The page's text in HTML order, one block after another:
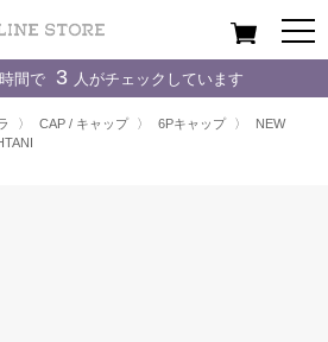
Men
〉 CAP / キャップ 〉
NEW ERA 5950 LOSDOD
〉 CAP / キャップ 〉 6Pキャップ 〉
NEW
間で 3 人がチェックしています